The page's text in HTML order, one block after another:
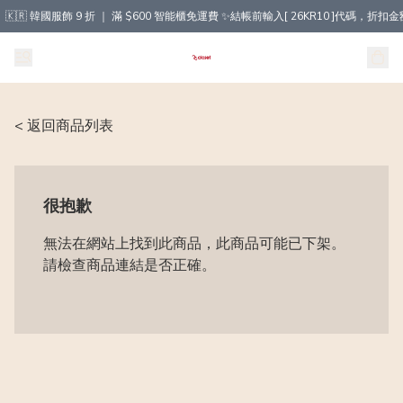
🇰🇷 韓國服飾 9 折 ｜ 滿 $600 智能櫃免運費 ✨結帳前輸入[ 26KR10 ]代碼，折扣金
< 返回商品列表
很抱歉
無法在網站上找到此商品，此商品可能已下架。
請檢查商品連結是否正確。